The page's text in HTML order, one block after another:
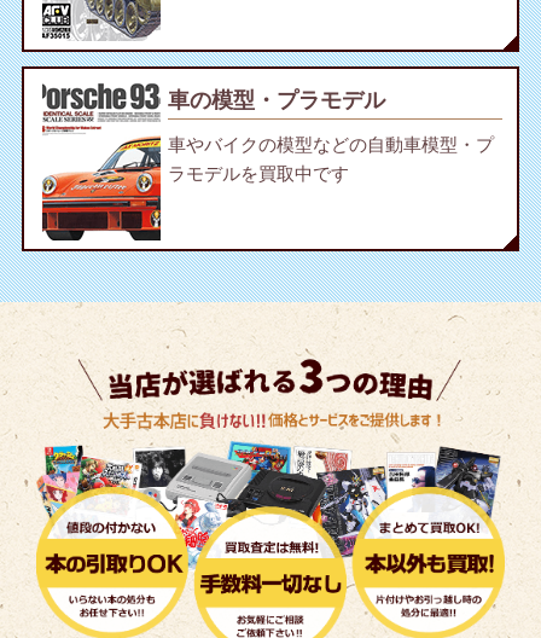
車の模型・プラモデル
車やバイクの模型などの自動車模型・プ
ラモデルを買取中です